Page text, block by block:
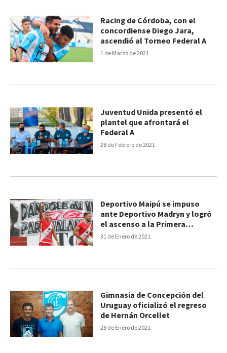
1 de Marzo de 2021
Racing de Córdoba, con el
concordiense Diego Jara,
ascendió al Torneo Federal A
28 de Febrero de 2021
Juventud Unida presentó el
plantel que afrontará el
Federal A
31 de Enero de 2021
Deportivo Maipú se impuso
ante Deportivo Madryn y logró
el ascenso a la Primera
Nacional
28 de Enero de 2021
Gimnasia de Concepción del
Uruguay oficializó el regreso
de Hernán Orcellet